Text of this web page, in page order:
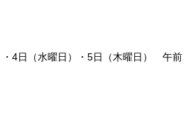
・4日（水曜日）・5日（木曜日） 午前